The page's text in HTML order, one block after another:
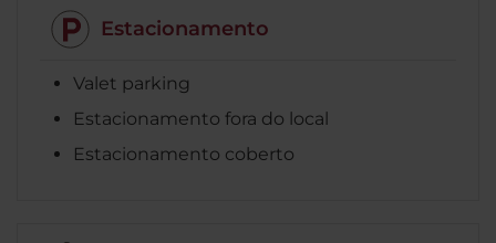
Estacionamento
Valet parking
Estacionamento fora do local
Estacionamento coberto